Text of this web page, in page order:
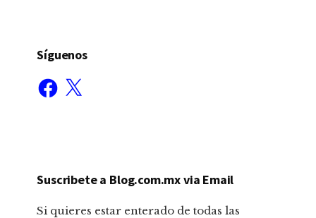
Síguenos
Facebook
X
Suscribete a Blog.com.mx via Email
Si quieres estar enterado de todas las